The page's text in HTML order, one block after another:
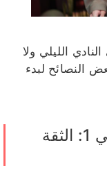
الليلي ولا
النصائح لبدء
نصيحة للتفاعل في النادي الليلي 1: الثقة